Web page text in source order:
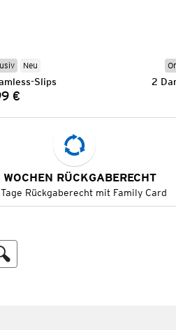
Neu
Slips
€
2
RÜCKGABERECHT
Rückgaberecht mit Family Card